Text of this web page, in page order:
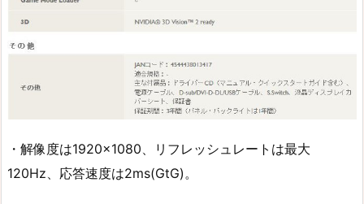
・解像度は1920×1080、リフレッシュレートは最大
120Hz、応答速度は2ms(GtG)。